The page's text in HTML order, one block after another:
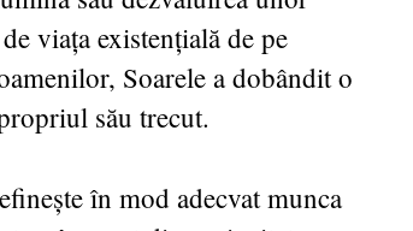
viața existențială de pe
Soarele a dobândit o
său trecut.
în mod adecvat munca